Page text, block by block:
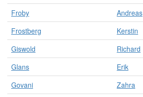
r
c
p
Froby
Andreas
Frostberg
Kerstin
Giswold
Richard
Glans
Erik
Govani
Zahra